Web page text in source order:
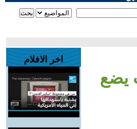
يضع
اخر الافلام